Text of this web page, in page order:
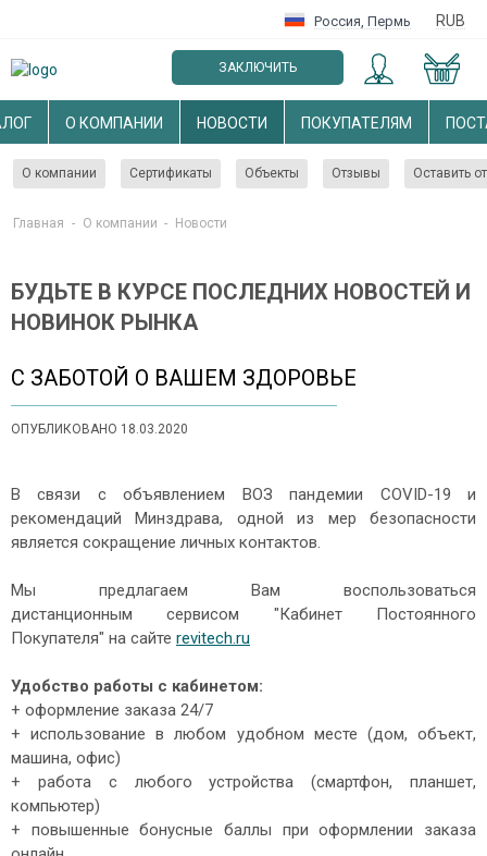
Россия, Пермь RUB
ЗАКЛЮЧИТЬ
ОПТОВЫЙ ДОГОВОР
О КОМПАНИИ НОВОСТИ ПОКУПАТЕЛЯМ
О компании Сертификаты Объекты Отзывы Оставить
Главная - О компании - Новости
БУДЬТЕ В КУРСЕ ПОСЛЕДНИХ НОВОСТЕЙ И
НОВИНОК РЫНКА
С ЗАБОТОЙ О ВАШЕМ ЗДОРОВЬЕ
ОПУБЛИКОВАНО 18.03.2020
В связи с объявлением ВОЗ пандемии COVID-19 и
рекомендаций Минздрава, одной из мер безопасности
является сокращение личных контактов.
Мы предлагаем Вам воспользоваться
дистанционным сервисом "Кабинет Постоянного
Покупателя" на сайте revitech.ru
Удобство работы с кабинетом:
+ оформление заказа 24/7
+ использование в любом удобном месте (дом, объект,
машина, офис)
+ работа с любого устройства (смартфон, планшет,
компьютер)
+ повышенные бонусные баллы при оформлении заказа